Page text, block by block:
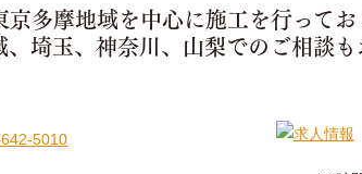
京多摩地域を中心に施工を行ってお
埼玉、神奈川、山梨でのご相談も